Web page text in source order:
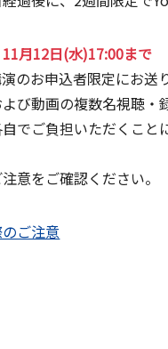
11月12日(水)17:00まで
のお申込者限定にお送り
び動画の複数名視聴・
でご負担いただくこと
意をご確認ください。
ご注意